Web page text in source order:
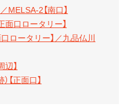
MELSA-2【南口】
面口ロータリー】
ロータリー】／九品仏川
】
【正面口】